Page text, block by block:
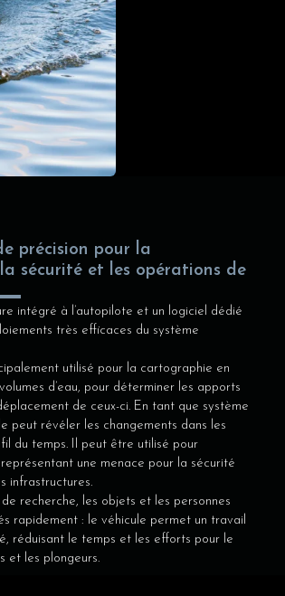
précision pour la
sécurité et les opérations de
intégré à l’autopilote et un logiciel dédié
très efficaces du système
utilisé pour la cartographie en
d’eau, pour déterminer les apports
de ceux-ci. En tant que système
peut révéler les changements dans les
du temps. Il peut être utilisé pour
une menace pour la sécurité
infrastructures.
recherche, les objets et les personnes
rapidement : le véhicule permet un travail
réduisant le temps et les efforts pour le
et les plongeurs.